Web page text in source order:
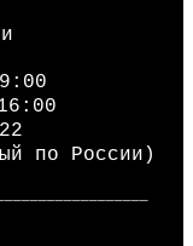
по России)